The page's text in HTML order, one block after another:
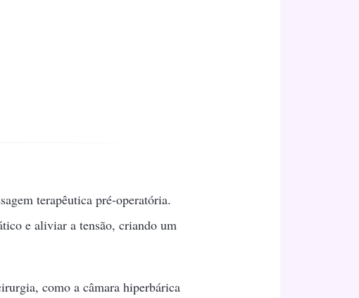
terapêutica pré-operatória.
e aliviar a tensão, criando um
como a câmara hiperbárica